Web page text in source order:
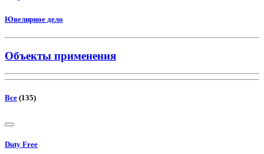
Ювелирное дело
Объекты применения
Все (135)
Duty Free